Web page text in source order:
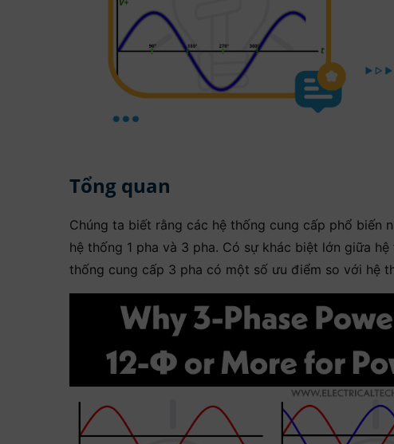
Tổng quan
Chúng ta biết rằng các hệ thống cung cấp phổ biến
hệ thống 1 pha và 3 pha. Có sự khác biệt lớn giữa
thống cung cấp 3 pha có một số ưu điểm so với hệ